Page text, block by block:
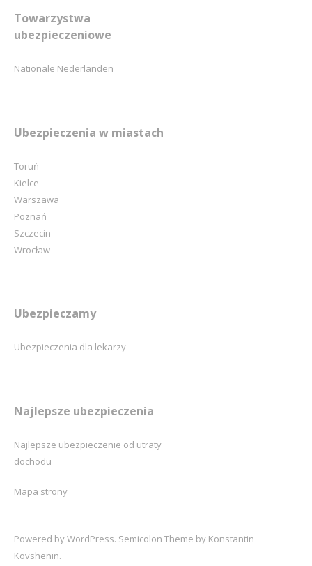
Towarzystwa
ubezpieczeniowe
Nationale Nederlanden
Ubezpieczenia w miastach
Toruń
Kielce
Warszawa
Poznań
Szczecin
Wrocław
Ubezpieczamy
Ubezpieczenia dla lekarzy
Najlepsze ubezpieczenia
Najlepsze ubezpieczenie od utraty
dochodu
Mapa strony
Powered byWordPress. Semicolon Theme by Konstantin
Kovshenin.